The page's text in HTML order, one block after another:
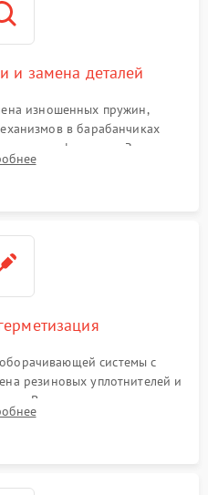
и замена деталей
изношенных пружин,
в барабанчиках
в трансфокаторе. Замена
сетки или восстановление
системы с
резиновых уплотнителей и
Вакуумирование корпуса
азотом или аргоном для